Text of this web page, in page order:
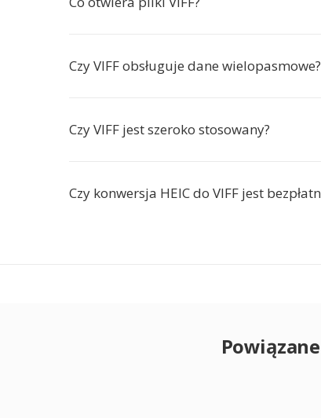
Czy VIFF obsługuje dane wielopasmowe?
Czy VIFF jest szeroko stosowany?
Czy konwersja HEIC do VIFF jest